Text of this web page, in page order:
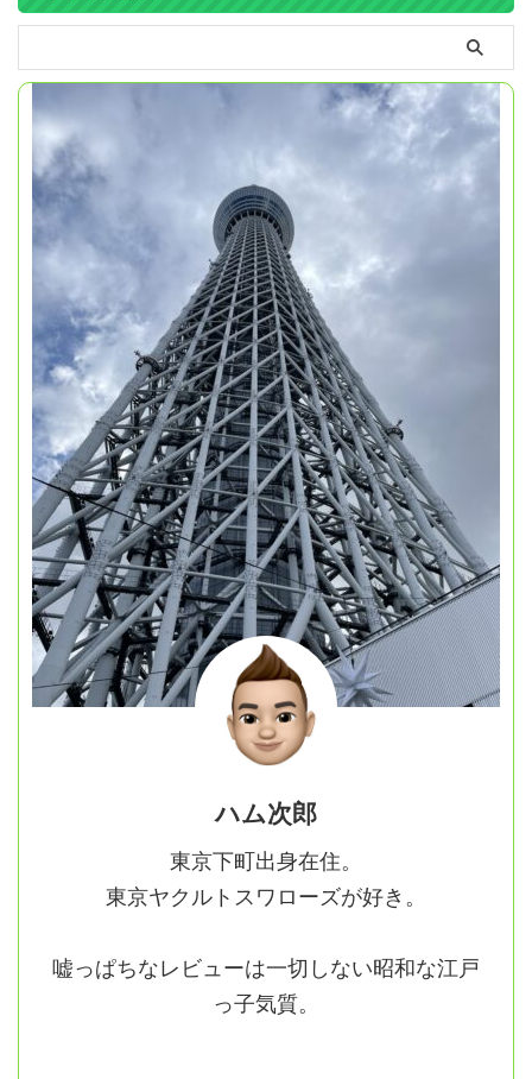
ハム次郎
東京下町出身在住。
東京ヤクルトスワローズが好き。
嘘っぱちなレビューは一切しない昭和な江戸
っ子気質。